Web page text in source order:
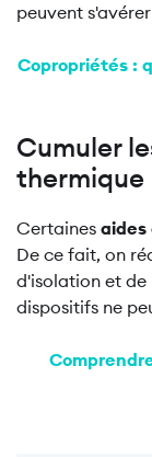
peuvent
Copropriétés :
Cumuler
thermique
Certaines aides
De ce fait, on
d'isolation et de
dispositifs ne